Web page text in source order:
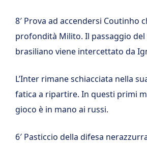
8′ Prova ad accendersi Coutinho
profondità Milito. Il passaggio
brasiliano viene intercettato da
L’Inter rimane schiacciata nella
fatica a ripartire. In questi primi
gioco è in mano ai russi.
6′ Pasticcio della difesa